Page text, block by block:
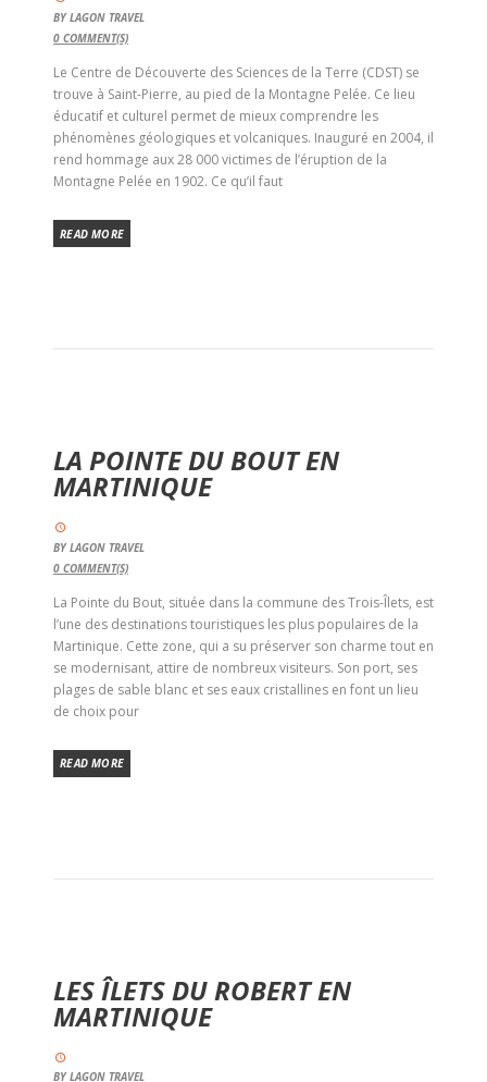
BYLAGON TRAVEL
0 COMMENT(S)
Le Centre de Découverte des Sciences de la Terre (CDST) se
trouve à Saint-Pierre, au pied de la Montagne Pelée. Ce lieu
éducatif et culturel permet de mieux comprendre les
phénomènes géologiques et volcaniques. Inauguré en 2004, il
rend hommage aux 28 000 victimes de l’éruption de la
Montagne Pelée en 1902. Ce qu’il faut
READ MORE
LA POINTE DU BOUT EN
MARTINIQUE
BYLAGON TRAVEL
0 COMMENT(S)
La Pointe du Bout, située dans la commune des Trois-Îlets, est
l’une des destinations touristiques les plus populaires de la
Martinique. Cette zone, qui a su préserver son charme tout en
se modernisant, attire de nombreux visiteurs. Son port, ses
plages de sable blanc et ses eaux cristallines en font un lieu
de choix pour
READ MORE
LES ÎLETS DU ROBERT EN
MARTINIQUE
BYLAGON TRAVEL